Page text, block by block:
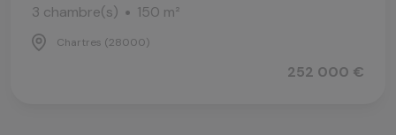
3 chambre(s)
150 m²
Chartres (28000)
252 000 €